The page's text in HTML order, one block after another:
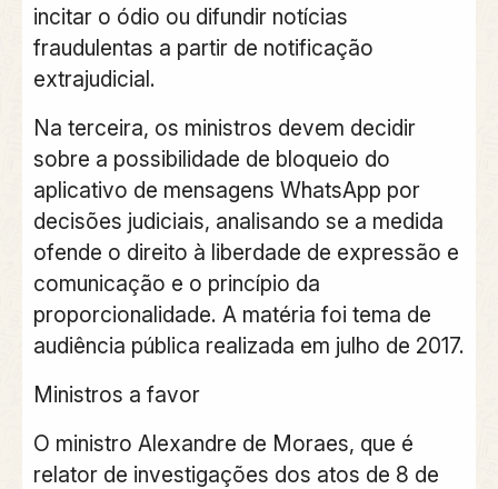
incitar o ódio ou difundir notícias
fraudulentas a partir de notificação
extrajudicial.
Na terceira, os ministros devem decidir
sobre a possibilidade de bloqueio do
aplicativo de mensagens WhatsApp por
decisões judiciais, analisando se a medida
ofende o direito à liberdade de expressão e
comunicação e o princípio da
proporcionalidade. A matéria foi tema de
audiência pública realizada em julho de 2017.
Ministros a favor
O ministro Alexandre de Moraes, que é
relator de investigações dos atos de 8 de